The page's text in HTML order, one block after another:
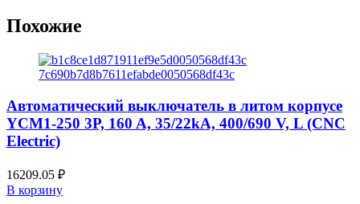
Похожие
Автоматический выключатель в литом корпусе
YCM1-250 3P, 160 A, 35/22kA, 400/690 V, L (CNC
Electric)
16209.05 ₽
В корзину